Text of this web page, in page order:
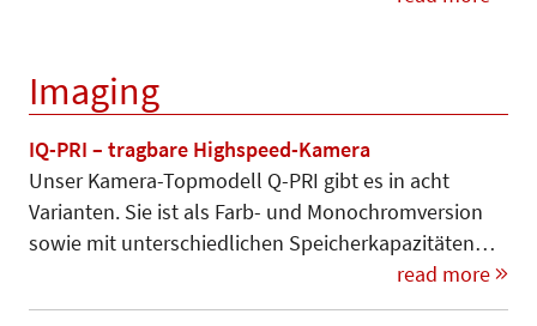
Imaging
IQ-PRI – tragbare Highspeed-Kamera
Unser Kamera-Topmodell Q-PRI gibt es in acht
Varianten. Sie ist als Farb- und Monochromversion
sowie mit unterschiedlichen Speicherkapazitäten…
read more